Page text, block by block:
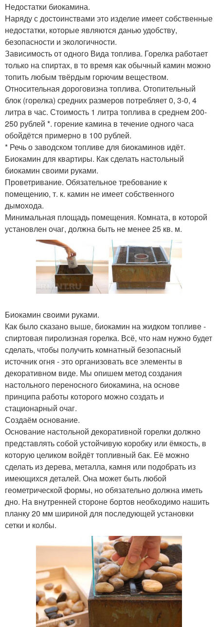
Недостатки биокамина.
Наряду с достоинствами это изделие имеет собственные
недостатки, которые являются данью удобству,
безопасности и экологичности.
Зависимость от одного Вида топлива. Горелка работает
только на спиртах, в то время как обычный камин можно
топить любым твёрдым горючим веществом.
Относительная дороговизна топлива. Отопительный
блок (горелка) средних размеров потребляет 0, 3-0, 4
литра в час. Стоимость 1 литра топлива в среднем 200-
250 рублей *. горение камина в течение одного часа
обойдётся примерно в 100 рублей.
* Речь о заводском топливе для биокаминов идёт.
Биокамин для квартиры. Как сделать настольный
биокамин своими руками.
Проветривание. Обязательное требование к
помещению, т. к. камин не имеет собственного
дымохода.
Минимальная площадь помещения. Комната, в которой
установлен очаг, должна быть не менее 25 кв. м.
Биокамин своими руками.
Как было сказано выше, биокамин на жидком топливе -
спиртовая пиролизная горелка. Всё, что нам нужно будет
сделать, чтобы получить комнатный безопасный
источник огня - это организовать все элементы в
декоративном виде. Мы опишем метод создания
настольного переносного биокамина, на основе
принципа работы которого можно создать и
стационарный очаг.
Создаём основание.
Основание настольной декоративной горелки должно
представлять собой устойчивую коробку или ёмкость, в
которую целиком войдёт топливный бак. Её можно
сделать из дерева, металла, камня или подобрать из
имеющихся деталей. Она может быть любой
геометрической формы, но обязательно должна иметь
дно. На внутренней стороне бортов необходимо нашить
планку 20 мм шириной для последующей установки
сетки и колбы.